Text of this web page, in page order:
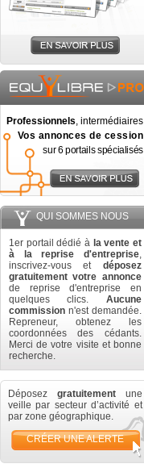
Professionnels, intermédiaires
Vos annonces de cession
sur 6 portails spécialisés
QUI SOMMES NOUS
1er portail dédié à la vente et
à la reprise d'entreprise,
inscrivez-vous et déposez
gratuitement votre annonce
de reprise d'entreprise en
quelques clics. Aucune
commission n'est demandée.
Repreneur, obtenez les
coordonnées des cédants.
Merci de votre visite et bonne
recherche.
Déposez gratuitement une
veille par secteur d’activité et
par zone géographique.
CRÉER UNE ALERTE